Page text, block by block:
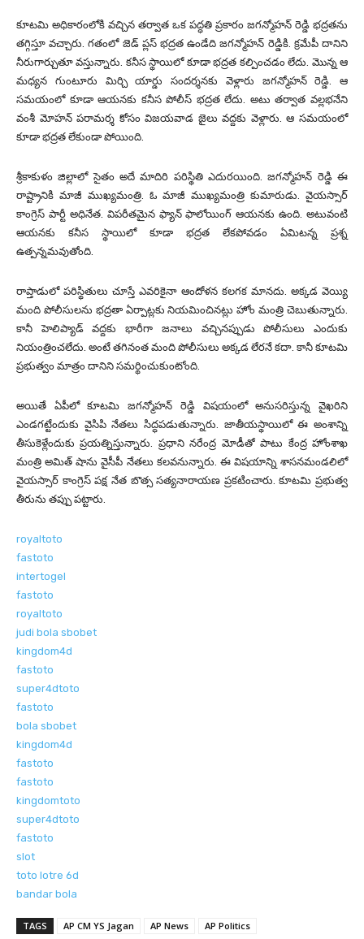
కూటమి అధికారంలోకి వచ్చిన తర్వాత ఒక పద్ధతి ప్రకారం జగన్మోహన్ రెడ్డి భద్రతను
తగ్గిస్తూ వచ్చారు. గతంలో జెడ్ ప్లస్ భద్రత ఉండేది జగన్మోహన్ రెడ్డికి. క్రమేపీ దానిని
నీరుగార్చుతూ వస్తున్నారు. కనీస స్థాయిలో కూడా భద్రత కల్పించడం లేదు. మొన్న ఆ
మధ్యన గుంటూరు మిర్చి యార్డు సందర్శనకు వెళ్లారు జగన్మోహన్ రెడ్డి. ఆ
సమయంలో కూడా ఆయనకు కనీస పోలీస్ భద్రత లేదు. అటు తర్వాత వల్లభనేని
వంశీ మోహన్ పరామర్శ కోసం విజయవాడ జైలు వద్దకు వెళ్లారు. ఆ సమయంలో
కూడా భద్రత లేకుండా పోయింది.
శ్రీకాకుళం జిల్లాలో సైతం అదే మాదిరి పరిస్థితి ఎదురయింది. జగన్మోహన్ రెడ్డి ఈ
రాష్ట్రానికి మాజీ ముఖ్యమంత్రి. ఓ మాజీ ముఖ్యమంత్రి కుమారుడు. వైయస్సార్
కాంగ్రెస్ పార్టీ అధినేత. విపరీతమైన ఫ్యాన్ ఫాలోయింగ్ ఆయనకు ఉంది. అటువంటి
ఆయనకు కనీస స్థాయిలో కూడా భద్రత లేకపోవడం ఏమిటన్న ప్రశ్న
ఉత్పన్నమవుతోంది.
రాప్తాడులో పరిస్థితులు చూస్తే ఎవరికైనా ఆందోళన కలగక మానదు. అక్కడ వెయ్యి
మంది పోలీసులను భద్రతా ఏర్పాట్లకు నియమించినట్లు హోం మంత్రి చెబుతున్నారు.
కానీ హెలిప్యాడ్ వద్దకు భారీగా జనాలు వచ్చినప్పుడు పోలీసులు ఎందుకు
నియంత్రించలేదు. అంటే తగినంత మంది పోలీసులు అక్కడ లేరనే కదా. కానీ కూటమి
ప్రభుత్వం మాత్రం దానిని సమర్థించుకుంటోంది.
అయితే ఏపీలో కూటమి జగన్మోహన్ రెడ్డి విషయంలో అనుసరిస్తున్న వైఖరిని
ఎండగట్టేందుకు వైసిపి నేతలు సిద్ధపడుతున్నారు. జాతీయస్థాయిలో ఈ అంశాన్ని
తీసుకెళ్లేందుకు ప్రయత్నిస్తున్నారు. ప్రధాని నరేంద్ర మోడీతో పాటు కేంద్ర హోంశాఖ
మంత్రి అమిత్ షాను వైసీపీ నేతలు కలవనున్నారు. ఈ విషయాన్ని శాసనమండలిలో
వైయస్సార్ కాంగ్రెస్ పక్ష నేత బొత్స సత్యనారాయణ ప్రకటించారు. కూటమి ప్రభుత్వ
తీరును తప్పు పట్టారు.
royaltoto
fastoto
intertogel
fastoto
royaltoto
judi bola sbobet
kingdom4d
fastoto
super4dtoto
fastoto
bola sbobet
kingdom4d
fastoto
fastoto
kingdomtoto
super4dtoto
fastoto
slot
toto lotre 6d
bandar bola
TAGS AP CM YS Jagan AP News AP Politics